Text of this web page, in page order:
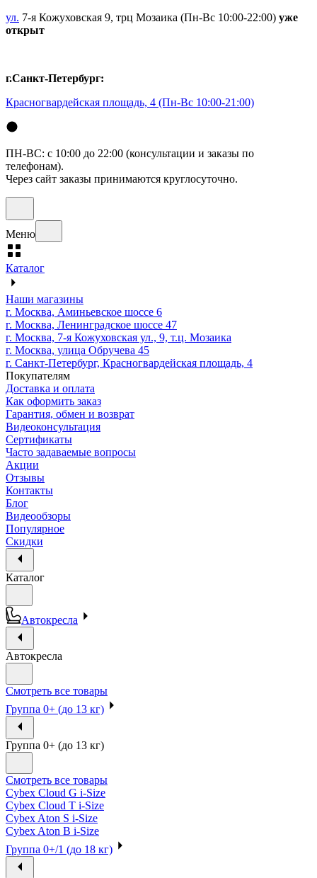
ул. 7-я Кожуховская 9, трц Мозаика (Пн-Вс 10:00-22:00) уже
открыт
г.Санкт-Петербург:
Красногвардейская площадь, 4 (Пн-Вс 10:00-21:00)
ПН-ВС: с 10:00 до 22:00 (консультации и заказы по
телефонам).
Через сайт заказы принимаются круглосуточно.
Меню
Каталог
Наши магазины
г. Москва, Аминьевское шоссе 6
г. Москва, Ленинградское шоссе 47
г. Москва, 7-я Кожуховская ул., 9, т.ц. Мозаика
г. Москва, улица Обручева 45
г. Санкт-Петербург, Красногвардейская площадь, 4
Покупателям
Доставка и оплата
Как оформить заказ
Гарантия, обмен и возврат
Видеоконсультация
Сертификаты
Часто задаваемые вопросы
Акции
Отзывы
Контакты
Блог
Видеообзоры
Популярное
Скидки
Каталог
Автокресла
Автокресла
Смотреть все товары
Группа 0+ (до 13 кг)
Группа 0+ (до 13 кг)
Смотреть все товары
Cybex Cloud G i-Size
Cybex Cloud T i-Size
Cybex Aton S i-Size
Cybex Aton B i-Size
Группа 0+/1 (до 18 кг)